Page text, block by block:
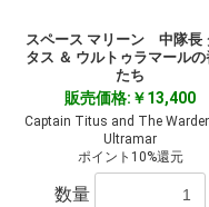
スペース マリーン 中隊長
タス ＆ ウルトゥラマールの
たち
販売価格:￥13,400
Captain Titus and The
Ultramar
ポイント10%還元
数量